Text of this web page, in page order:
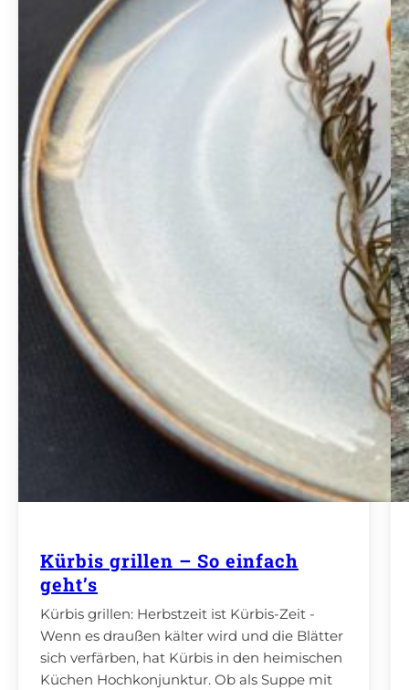
Kürbis grillen – So einfach
geht’s
Kürbis grillen: Herbstzeit ist Kürbis-Zeit -
Wenn es draußen kälter wird und die Blätter
sich verfärben, hat Kürbis in den heimischen
Küchen Hochkonjunktur. Ob als Suppe mit